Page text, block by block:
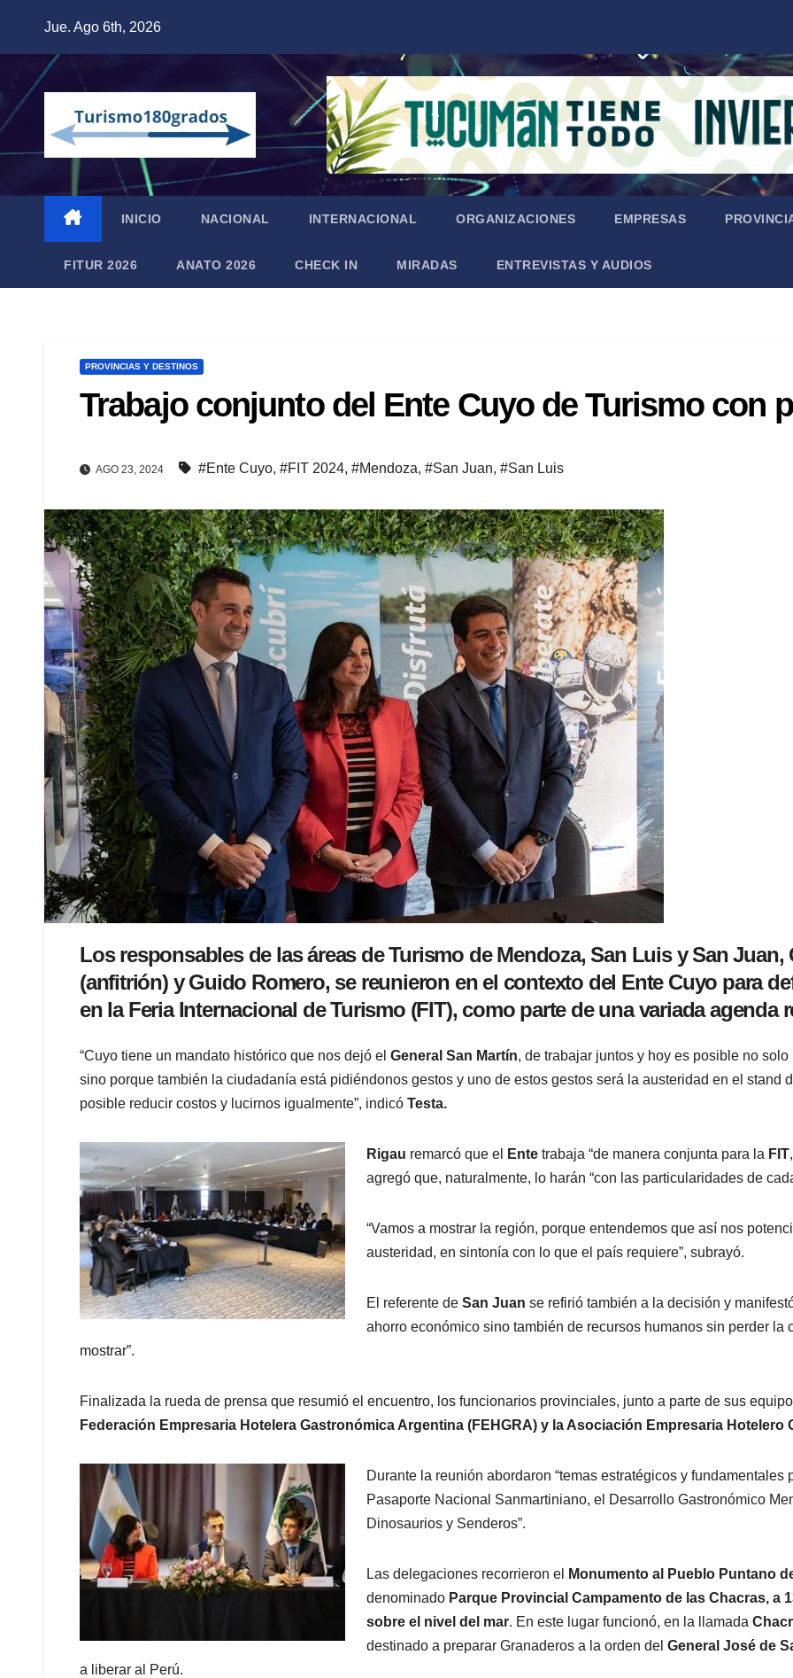
contenido
Jue. Ago 6th, 2026
INICIO NACIONAL INTERNACIONAL ORGANIZACIONES EMPRESAS
FITUR 2026 ANATO 2026 CHECK IN MIRADAS ENTREVISTAS Y AUDIOS
PROVINCIAS Y DESTINOS
Trabajo conjunto del Ente Cuyo de Turismo con
AGO 23, 2024 #Ente Cuyo, #FIT 2024, #Mendoza, #San Juan, #San Luis
Los responsables de las áreas de Turismo de Mendoza, San Luis y San
(anfitrión) y Guido Romero, se reunieron en el contexto del Ente Cuyo para
en la Feria Internacional de Turismo (FIT), como parte de una variada agenda
“Cuyo tiene un mandato histórico que nos dejó el General San Martín, de trabajar juntos y hoy es posible no
sino porque también la ciudadanía está pidiéndonos gestos y uno de estos gestos será la austeridad en el stand
posible reducir costos y lucirnos igualmente”, indicó Testa.
Rigau remarcó que el Ente trabaja “de manera conjunta para la FIT
agregó que, naturalmente, lo harán “con las particularidades de
“Vamos a mostrar la región, porque entendemos que así nos
austeridad, en sintonía con lo que el país requiere”, subrayó.
El referente de San Juan se refirió también a la decisión y
ahorro económico sino también de recursos humanos sin perder
mostrar”.
Finalizada la rueda de prensa que resumió el encuentro, los funcionarios provinciales, junto a parte de sus
Federación Empresaria Hotelera Gastronómica Argentina (FEHGRA) y la Asociación Empresaria
Durante la reunión abordaron “temas estratégicos y
Pasaporte Nacional Sanmartiniano, el Desarrollo Gastronómico
Dinosaurios y Senderos”.
Las delegaciones recorrieron el Monumento al Pueblo Puntano
denominado Parque Provincial Campamento de las Chacras, a
sobre el nivel del mar. En este lugar funcionó, en la llamada
destinado a preparar Granaderos a la orden del General José de
a liberar al Perú.